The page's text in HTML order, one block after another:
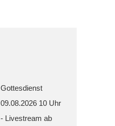
Gottesdienst
09.08.2026 10 Uhr
- Livestream ab